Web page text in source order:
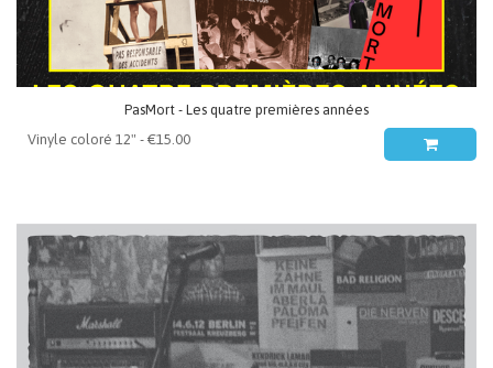
PasMort - Les quatre premières années